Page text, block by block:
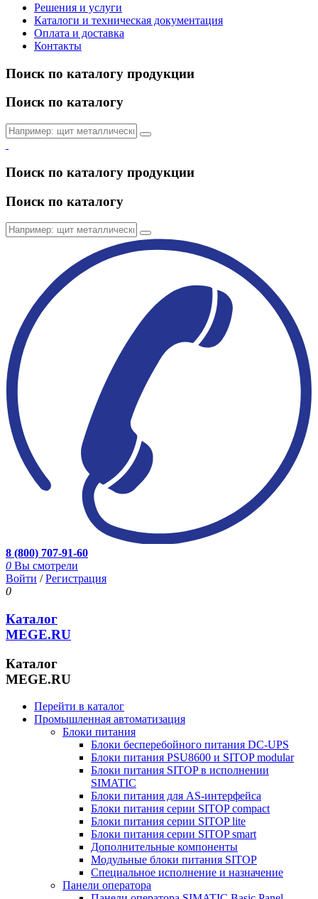
Решения и услуги
Каталоги и техническая документация
Оплата и доставка
Контакты
Поиск по каталогу продукции
Поиск по каталогу
Поиск по каталогу продукции
Поиск по каталогу
8 (800) 707-91-60
0 Вы смотрели
Войти /Регистрация
0
Каталог
MEGE.RU
Каталог
MEGE.RU
Перейти в каталог
Промышленная автоматизация
Блоки питания
Блоки бесперебойного питания DC-UPS
Блоки питания PSU8600 и SITOP modular
Блоки питания SITOP в исполнении
SIMATIC
Блоки питания для AS-интерфейса
Блоки питания серии SITOP compact
Блоки питания серии SITOP lite
Блоки питания серии SITOP smart
Дополнительные компоненты
Модульные блоки питания SITOP
Специальное исполнение и назначение
Панели оператора